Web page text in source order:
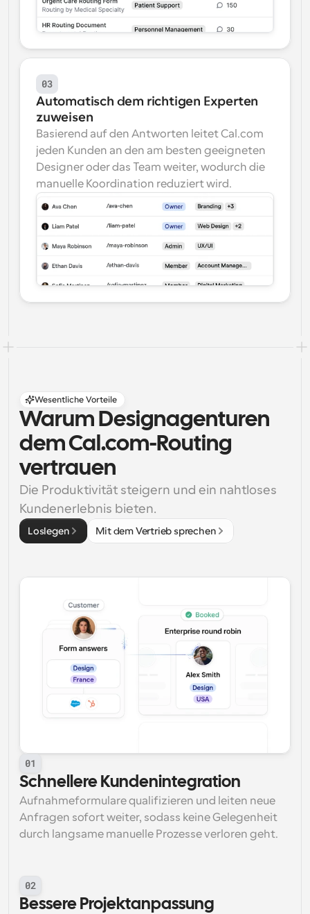
03
Automatisch dem richtigen Experten
zuweisen
Basierend auf den Antworten leitet Cal.com
jeden Kunden an den am besten geeigneten
Designer oder das Team weiter, wodurch die
manuelle Koordination reduziert wird.
Wesentliche Vorteile
Warum Designagenturen
dem Cal.com-Routing
vertrauen
Die Produktivität steigern und ein nahtloses
Kundenerlebnis bieten.
Loslegen Mit dem Vertrieb sprechen
01
Schnellere Kundenintegration
Aufnahmeformulare qualifizieren und leiten neue
Anfragen sofort weiter, sodass keine Gelegenheit
durch langsame manuelle Prozesse verloren geht.
02
Bessere Projektanpassung